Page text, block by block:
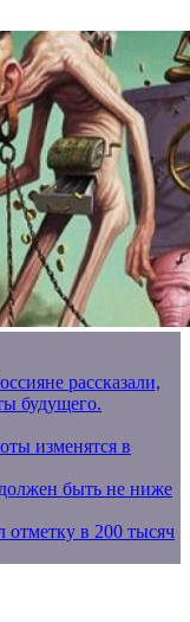
рассказали,
будущего.
изменятся в
быть не ниже
отметку в 200 тысяч